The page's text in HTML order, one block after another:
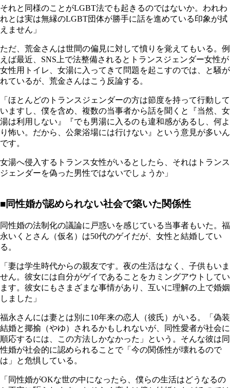
それと同様のことがLGBT法でも起きるのではないか。われわ
れとは実は無縁のLGBT団体が勝手に話を進めている印象が拭
えません」
ただ、荒金さんは世間の偏見に対して憤りを覚えてもいる。例
えば最近、SNS上で法整備されるとトランスジェンダー女性が
女性用トイレ、女湯に入ってきて問題を起こすのでは、と騒が
れているが、荒金さんはこう反論する。
「ほとんどのトランスジェンダーの方は節度を持って行動して
いますし、僕を含め、複数の当事者から話を聞くと『当然、女
湯は利用しない』『でも男湯に入るのも違和感があるし、何よ
り怖い。だから、公衆浴場には行けない』という意見が多いん
です。
女湯へ侵入するトランス女性がいるとしたら、それはトランス
ジェンダーを偽った男性ではないでしょうか」
■同性婚が認められない社会で築いた関係性
同性婚の法制化の議論に戸惑いを感じている当事者もいた。福
永いくとさん（仮名）は50代のゲイだが、女性と結婚してい
る。
「妻は学生時代からの親友です。夜の生活はなく、子供もいま
せん。彼女には自分がゲイであることをカミングアウトしてい
ます。彼女にもさまざまな事情があり、互いに理解の上で婚姻
しました」
福永さんには妻とは別に10年来の恋人（彼氏）がいる。「偽装
結婚と揶揄（やゆ）されるかもしれないが、同性愛者が社会に
順応するには、この方法しかなかった」という。そんな彼は同
性婚が社会的に認められることで「今の関係性が壊れるので
は」と危惧している。
「同性婚がOKな世の中になったら、僕らの生活はどうなるの